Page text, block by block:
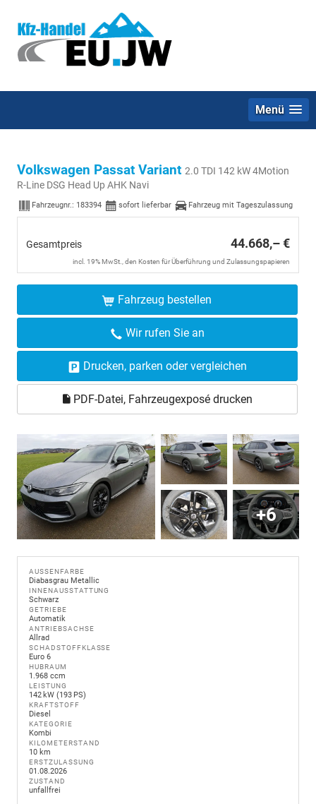
Menü
Volkswagen Passat Variant 2.0 TDI 142 kW 4Motion
R-Line DSG Head Up AHK Navi
Fahrzeugnr.: 183394 sofort lieferbar Fahrzeug mit Tageszulassung
Gesamtpreis 44.668,– €
incl. 19% MwSt., den Kosten für Überführung und Zulassungspapieren
Fahrzeug bestellen
Wir rufen Sie an
Drucken, parken oder vergleichen
PDF-Datei, Fahrzeugexposé drucken
+6
AUSSENFARBE
Diabasgrau Metallic
INNENAUSSTATTUNG
Schwarz
GETRIEBE
Automatik
ANTRIEBSACHSE
Allrad
SCHADSTOFFKLASSE
Euro 6
HUBRAUM
1.968 ccm
LEISTUNG
142 kW (193 PS)
KRAFTSTOFF
Diesel
KATEGORIE
Kombi
KILOMETERSTAND
10 km
ERSTZULASSUNG
01.08.2026
ZUSTAND
unfallfrei